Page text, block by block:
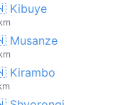
Kibuye
Kirambo